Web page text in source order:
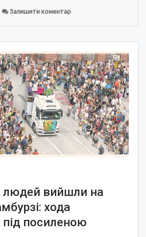
Залишити коментар
людей вийшли на
хода
під посиленою